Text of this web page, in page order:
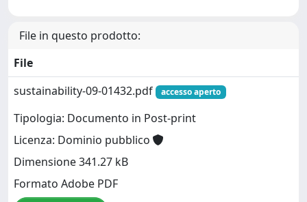
File in questo prodotto:
File
sustainability-09-01432.pdf
accesso aperto
Tipologia: Documento in Post-print
Licenza: Dominio pubblico
Dimensione 341.27 kB
Formato Adobe PDF